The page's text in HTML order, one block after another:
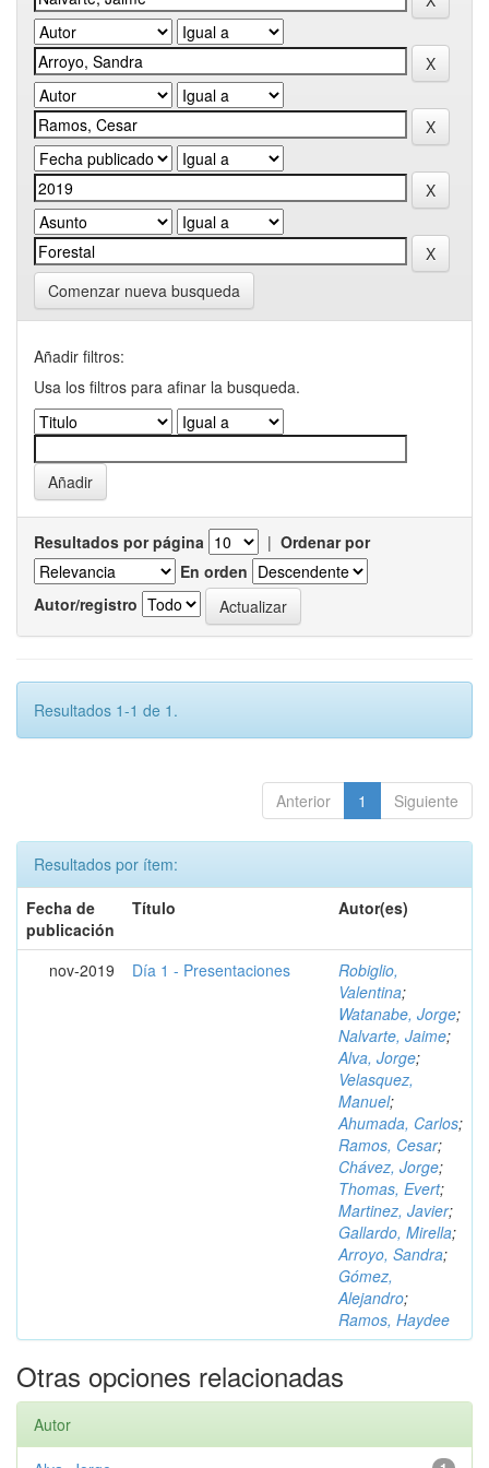
Comenzar nueva busqueda
Añadir filtros:
Usa los filtros para afinar la busqueda.
Resultados por página | Ordenar por
En orden
Autor/registro
Resultados 1-1 de 1.
Anterior 1 Siguiente
Resultados por ítem:
Fecha de
publicación
Título Autor(es)
nov-2019 Día 1 - Presentaciones
Robiglio,
Valentina;
Watanabe, Jorge;
Nalvarte, Jaime;
Alva, Jorge;
Velasquez,
Manuel;
Ahumada, Carlos;
Ramos, Cesar;
Chávez, Jorge;
Thomas, Evert;
Martinez, Javier;
Gallardo, Mirella;
Arroyo, Sandra;
Gómez,
Alejandro;
Ramos, Haydee
Otras opciones relacionadas
Autor